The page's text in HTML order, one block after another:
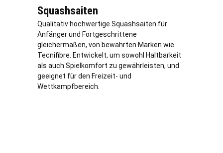
Squashsaiten
Qualitativ hochwertige Squashsaiten für
Anfänger und Fortgeschrittene
gleichermaßen, von bewährten Marken wie
Tecnifibre. Entwickelt, um sowohl Haltbarkeit
als auch Spielkomfort zu gewährleisten, und
geeignet für den Freizeit- und
Wettkampfbereich.